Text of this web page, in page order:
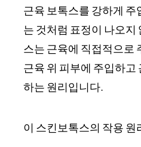
근육 보톡스를 강하게 주
는 것처럼 표정이 나오지
스는 근육에 직접적으로
근육 위 피부에 주입하고
하는 원리입니다.
이 스킨보톡스의 작용